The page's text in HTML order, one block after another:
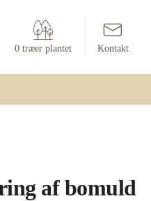
0 træer plantet Kontakt
af bomuld